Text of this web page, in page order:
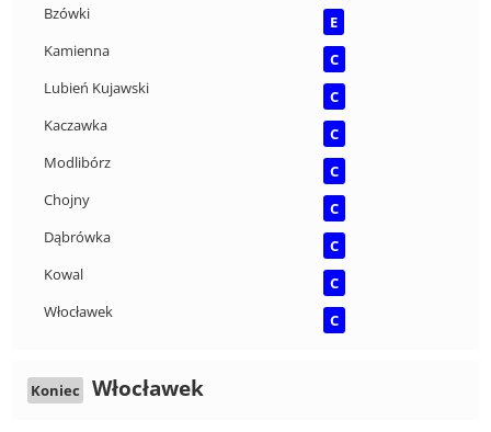
Bzówki
E
Kamienna
C
Lubień Kujawski
C
Kaczawka
C
Modlibórz
C
Chojny
C
Dąbrówka
C
Kowal
C
Włocławek
C
Koniec Włocławek